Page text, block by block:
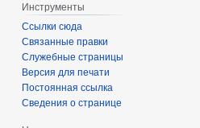
Инструменты
Ссылки сюда
Связанные правки
Служебные страницы
Версия для печати
Постоянная ссылка
Сведения о странице